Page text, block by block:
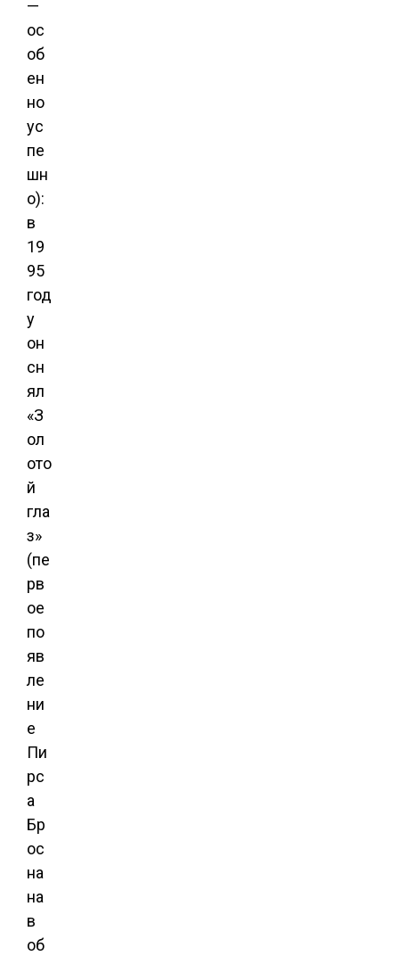
—
ос
об
ен
но
ус
пе
шн
о):
в
19
95
год
у
он
сн
ял
«З
ол
ото
й
гла
з»
(пе
рв
ое
по
яв
ле
ни
е
Пи
рс
а
Бр
ос
на
на
в
об